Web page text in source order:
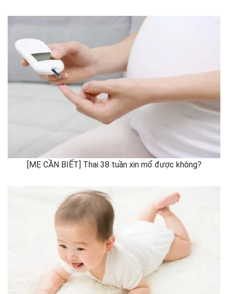
[MẸ CẦN BIẾT] Thai 38 tuần xin mổ được không?